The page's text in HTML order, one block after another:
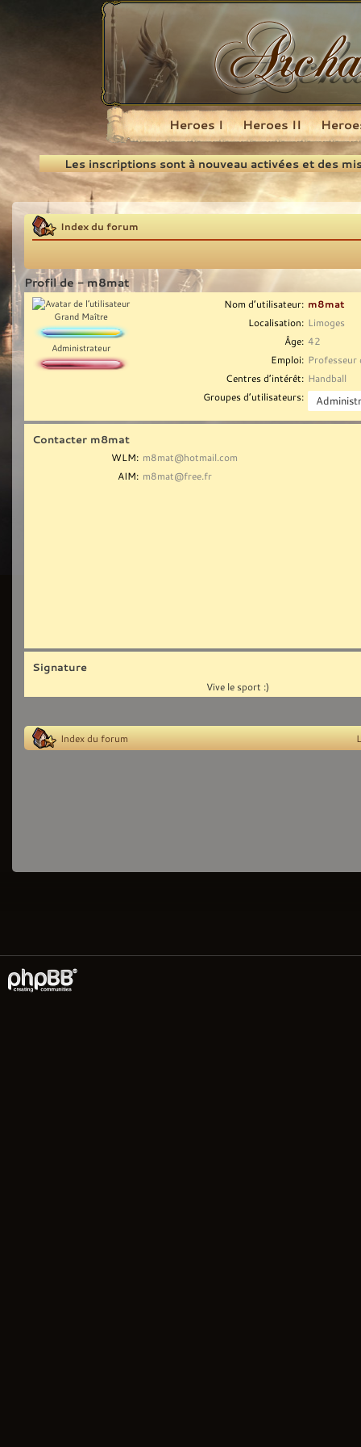
Recherche
Heroes I Heroes II
Les inscriptions sont à nouveau activées et des
Index du forum
Profil de - m8mat
Grand Maître
Administrateur
Nom d’utilisateur: m8mat
Localisation: Limoges
Âge: 42
Emploi: Professeur
Centres d’intérêt: Handball
Groupes d’utilisateurs:
Contacter m8mat
WLM: m8mat@hotmail.com
AIM: m8mat@free.fr
Signature
Vive le sport :)
Index du forum